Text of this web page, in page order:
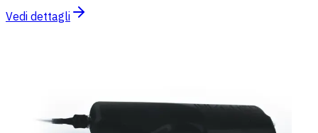
Vedi dettagli